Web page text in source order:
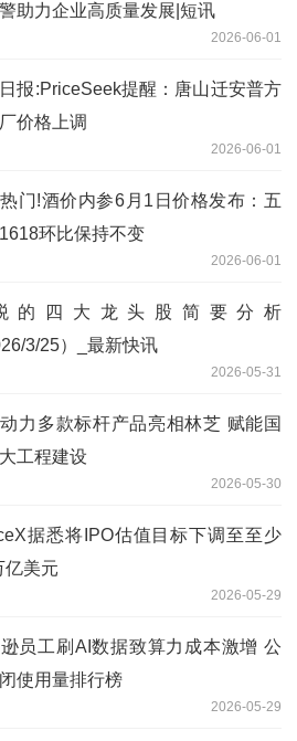
助力企业高质量发展|短讯
2026-06-01
报:PriceSeek提醒：唐山迁安普方
价格上调
2026-06-01
门!酒价内参6月1日价格发布：五
环比保持不变
2026-06-01
的四大龙头股简要分析
3/25）_最新快讯
2026-05-31
力多款标杆产品亮相林芝 赋能国
工程建设
2026-05-30
据悉将IPO估值目标下调至至少
亿美元
2026-05-29
员工刷AI数据致算力成本激增 公
使用量排行榜
2026-05-29